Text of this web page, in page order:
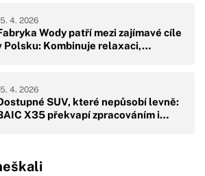
Wody patří mezi zajímavé cíle
Polsku: Kombinuje relaxaci,…
4. 2026
SUV, které nepůsobí levně:
X35 překvapí zpracováním i…
4. 2026